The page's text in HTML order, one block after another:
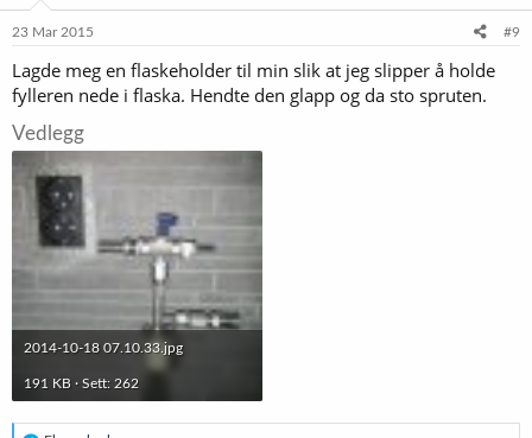
23 Mar 2015 #9
Lagde meg en flaskeholder til min slik at jeg slipper å holde
fylleren nede i flaska. Hendte den glapp og da sto spruten.
Vedlegg
2014-10-18 07.10.33.jpg
191 KB · Sett: 262